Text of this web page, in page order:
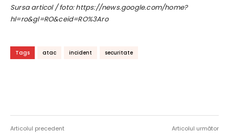
Sursa articol / foto: https://news.google.com/home?
hl=ro&gl=RO&ceid=RO%3Aro
Tags atac incident securitate
Articolul precedent Articolul următor